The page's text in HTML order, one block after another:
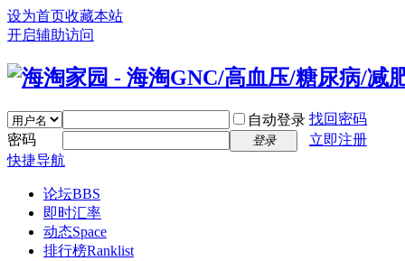
设为首页收藏本站
开启辅助访问
自动登录 找回密码
密码
登录
立即注册
快捷导航
论坛BBS
即时汇率
动态Space
排行榜Ranklist